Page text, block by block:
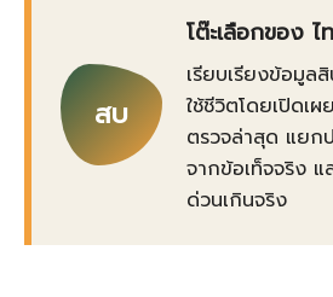
สบ
โต๊ะเลือกของ ไ
เรียบเรียงข้อมูล
ใช้ชีวิตโดยเปิดเ
ตรวจล่าสุด แยก
จากข้อเท็จจริง แ
ด่วนเกินจริง